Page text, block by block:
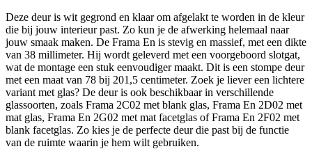
Deze deur is wit gegrond en klaar om afgelakt te worden in de kleur
die bij jouw interieur past. Zo kun je de afwerking helemaal naar
jouw smaak maken. De Frama En is stevig en massief, met een dikte
van 38 millimeter. Hij wordt geleverd met een voorgeboord slotgat,
wat de montage een stuk eenvoudiger maakt. Dit is een stompe deur
met een maat van 78 bij 201,5 centimeter. Zoek je liever een lichtere
variant met glas? De deur is ook beschikbaar in verschillende
glassoorten, zoals Frama 2C02 met blank glas, Frama En 2D02 met
mat glas, Frama En 2G02 met mat facetglas of Frama En 2F02 met
blank facetglas. Zo kies je de perfecte deur die past bij de functie
van de ruimte waarin je hem wilt gebruiken.